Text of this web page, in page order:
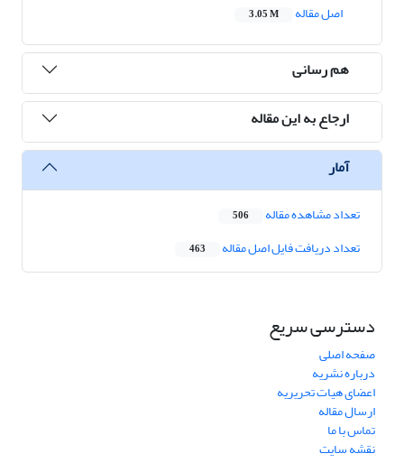
اصل مقاله
3.05 M
هم رسانی
ارجاع به این مقاله
آمار
تعداد مشاهده مقاله 506
تعداد دریافت فایل اصل مقاله 463
دسترسی سریع
صفحه اصلی
درباره نشریه
اعضای هیات تحریریه
ارسال مقاله
تماس با ما
نقشه سایت